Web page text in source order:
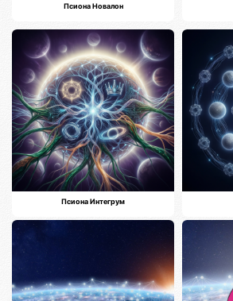
Псиона Новалон
Псиона Интегрум